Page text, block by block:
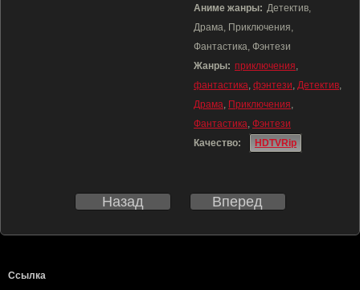
Аниме жанры: Детектив,
Драма, Приключения,
Фантастика, Фэнтези
Жанры: приключения,
фантастика, фэнтези, Детектив,
Драма, Приключения,
Фантастика, Фэнтези
Качество:
HDTVRip
Назад Вперед
Ссылка